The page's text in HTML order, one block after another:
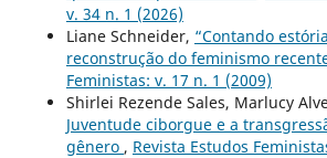
v. 34 n. 1 (2026)
Liane Schneider, “Contando
reconstrução do feminismo
Feministas: v. 17 n. 1 (2009)
Shirlei Rezende Sales, Marlucy
Juventude ciborgue e a
gênero , Revista Estudos